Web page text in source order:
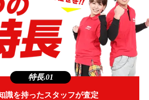
特長.01
識を持ったスタッフが査定